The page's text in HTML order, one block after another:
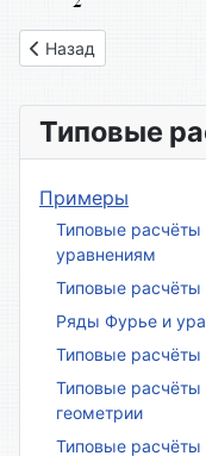
Предыдущий:
Назад
Типовые
Примеры
Типовые
уравнениям
Типовые расчёты
Ряды Фурье и
Типовые расчёты
Типовые расчёты
геометрии
Типовые расчёты